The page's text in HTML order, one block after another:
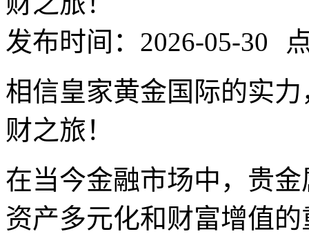
发布时间：2026-05-30
相信皇家黄金国际的实
财之旅！
在当今金融市场中，贵
资产多元化和财富增值